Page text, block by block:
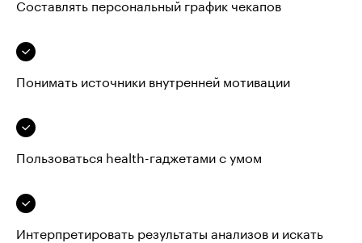
Составлять персональный график чекапов
Понимать источники внутренней мотивации
Пользоваться health-гаджетами с умом
Интерпретировать результаты анализов и искать